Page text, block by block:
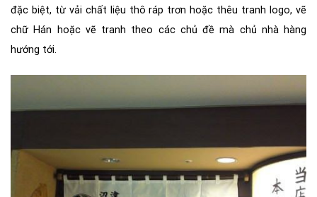
đặc biệt, từ vải chất liệu thô ráp trơn hoặc thêu tranh logo, vẽ
chữ Hán hoặc vẽ tranh theo các chủ đề mà chủ nhà hàng
hướng tới.